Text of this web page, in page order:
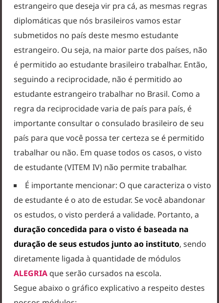
estrangeiro que deseja vir pra cá, as mesmas regras
diplomáticas que nós brasileiros vamos estar
submetidos no país deste mesmo estudante
estrangeiro. Ou seja, na maior parte dos países, não
é permitido ao estudante brasileiro trabalhar. Então,
seguindo a reciprocidade, não é permitido ao
estudante estrangeiro trabalhar no Brasil. Como a
regra da reciprocidade varia de país para país, é
importante consultar o consulado brasileiro de seu
país para que você possa ter certeza se é permitido
trabalhar ou não. Em quase todos os casos, o visto
de estudante (VITEM IV) não permite trabalhar.
É importante mencionar: O que caracteriza o visto
de estudante é o ato de estudar. Se você abandonar
os estudos, o visto perderá a validade. Portanto, a
duração concedida para o visto é baseada na
duração de seus estudos junto ao instituto, sendo
diretamente ligada à quantidade de módulos
ALEGRIAque serão cursados na escola.
Segue abaixo o gráfico explicativo a respeito destes